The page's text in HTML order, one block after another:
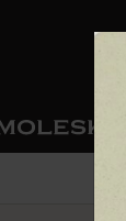
カスタ
モレス
今すぐメ